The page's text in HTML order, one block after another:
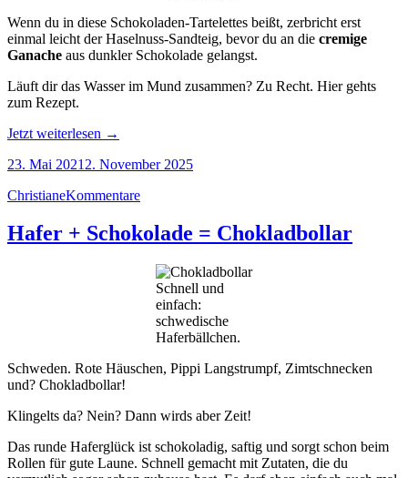
Wenn du in diese Schokoladen-Tartelettes beißt, zerbricht erst
einmal leicht der Haselnuss-Sandteig, bevor du an die cremige
Ganache aus dunkler Schokolade gelangst.
Läuft dir das Wasser im Mund zusammen? Zu Recht. Hier gehts
zum Rezept.
Jetzt weiterlesen „Schokoladen-
mit
Hauch
→
23. Mai 2021 2. November 2025
ChristianeKommentare
Hafer + Schokolade = Chokladbollar
Schnell und
einfach:
schwedische
Haferbällchen.
Schweden. Rote Häuschen, Pippi Langstrumpf, Zimtschnecken
und? Chokladbollar!
Klingelts da? Nein? Dann wirds aber Zeit!
Das runde Haferglück ist schokoladig, saftig und sorgt schon beim
Rollen für gute Laune. Schnell gemacht mit Zutaten, die du